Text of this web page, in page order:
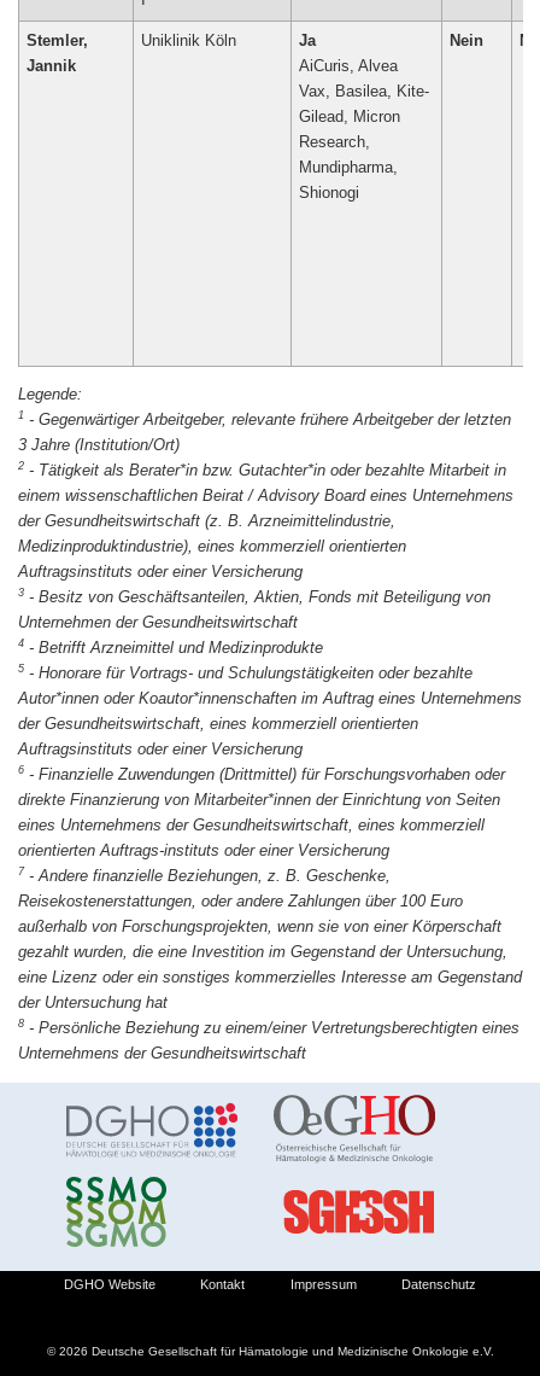
Stemler,
Jannik
Uniklinik Köln
Ja
AiCuris, Alvea
Vax, Basilea, Kite-
Gilead, Micron
Research,
Mundipharma,
Nein
1 - Gegenwärtiger Arbeitgeber, relevante frühere Arbeitgeber der letzten
3 Jahre (Institution/Ort)
2 - Tätigkeit als Berater*in bzw. Gutachter*in oder bezahlte Mitarbeit in
einem wissenschaftlichen Beirat / Advisory Board eines Unternehmens
der Gesundheitswirtschaft (z. B. Arzneimittelindustrie,
Medizinproduktindustrie), eines kommerziell orientierten
Auftragsinstituts oder einer Versicherung
3 - Besitz von Geschäftsanteilen, Aktien, Fonds mit Beteiligung von
Unternehmen der Gesundheitswirtschaft
4 - Betrifft Arzneimittel und Medizinprodukte
5 - Honorare für Vortrags- und Schulungstätigkeiten oder bezahlte
Autor*innen oder Koautor*innenschaften im Auftrag eines Unternehmens
der Gesundheitswirtschaft, eines kommerziell orientierten
Auftragsinstituts oder einer Versicherung
6 - Finanzielle Zuwendungen (Drittmittel) für Forschungsvorhaben oder
direkte Finanzierung von Mitarbeiter*innen der Einrichtung von Seiten
eines Unternehmens der Gesundheitswirtschaft, eines kommerziell
orientierten Auftrags-instituts oder einer Versicherung
7 - Andere finanzielle Beziehungen, z. B. Geschenke,
Reisekostenerstattungen, oder andere Zahlungen über 100 Euro
außerhalb von Forschungsprojekten, wenn sie von einer Körperschaft
gezahlt wurden, die eine Investition im Gegenstand der Untersuchung,
eine Lizenz oder ein sonstiges kommerzielles Interesse am Gegenstand
der Untersuchung hat
8 - Persönliche Beziehung zu einem/einer Vertretungsberechtigten eines
Unternehmens der Gesundheitswirtschaft
© 2026 Deutsche Gesellschaft für Hämatologie und Medizinische Onkologie e.V.
DGHO Website Kontakt Impressum Datenschutz